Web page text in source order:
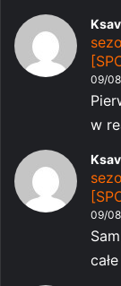
09/
w
09/